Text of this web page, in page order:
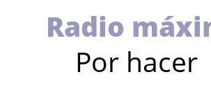
Radio
Por hacer